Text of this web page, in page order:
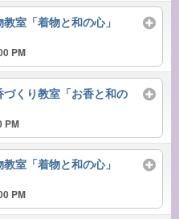
室「着物と和の心」
PM
くり教室「お香と和の
PM
室「着物と和の心」
PM